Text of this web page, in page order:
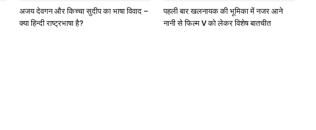
अजय देवगन और किच्चा सुदीप का भाषा विवाद –
क्या हिन्दी राष्ट्रभाषा है?
पहली बार खलनायक की भूमिका में नजर आने
नानी से फिल्‍म V को लेकर विशेष बातचीत